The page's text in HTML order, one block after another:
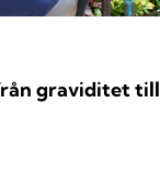
graviditet till